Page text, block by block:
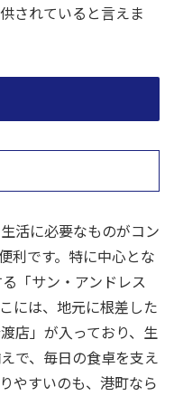
されていると言えま
活に必要なものがコン
利です。特に中心とな
「サン・アンドレス
には、地元に根差した
店」が入っており、生
で、毎日の食卓を支え
やすいのも、港町なら